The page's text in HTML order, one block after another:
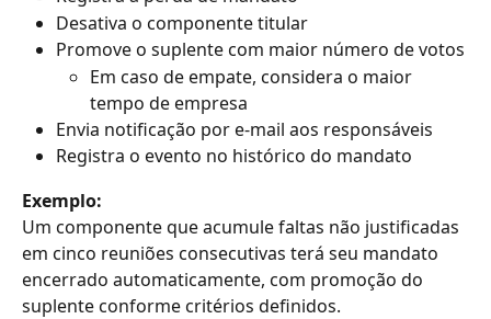
Desativa o componente titular
Promove o suplente com maior número de votos
Em caso de empate, considera o maior
tempo de empresa
Envia notificação por e-mail aos responsáveis
Registra o evento no histórico do mandato
Exemplo:
Um componente que acumule faltas não justificadas
em cinco reuniões consecutivas terá seu mandato
encerrado automaticamente, com promoção do
suplente conforme critérios definidos.